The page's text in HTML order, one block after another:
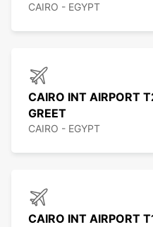
CAIRO - EGYPT
CAIRO INT AIRPORT
GREET
CAIRO - EGYPT
CAIRO INT AIRPORT